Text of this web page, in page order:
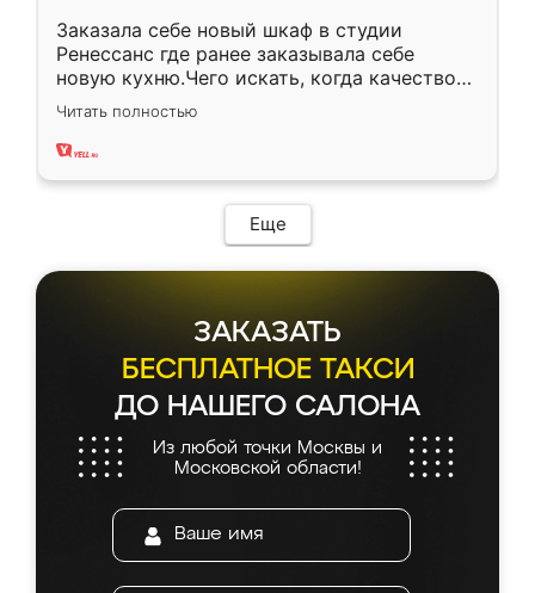
Заказала себе новый шкаф в студии
Ренессанс где ранее заказывала себе
новую кухню.Чего искать, когда качеством
вполне довольна. Служит кухня уже почти
два года, нареканий нет.
Читать полностью
Еще
ЗАКАЗАТЬ
БЕСПЛАТНОЕ ТАКСИ
ДО НАШЕГО САЛОНА
Из любой точки Москвы и
Московской области!